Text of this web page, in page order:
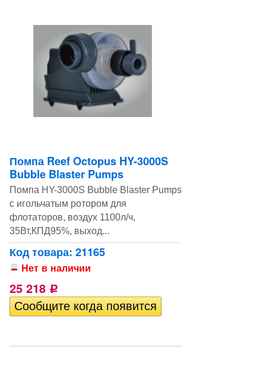
Помпа Reef Octopus HY-3000S
Bubble Blaster Pumps
Помпа HY-3000S Bubble Blaster Pumps
с игольчатым ротором для
флотаторов, воздух 1100л/ч,
35Вт,КПД95%, выход...
Код товара: 21165
Нет в наличии
25 218 Р